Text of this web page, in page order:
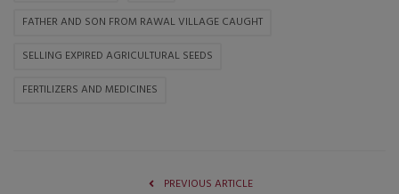
FATHER AND SON FROM RAWAL VILLAGE CAUGHT
SELLING EXPIRED AGRICULTURAL SEEDS
FERTILIZERS AND MEDICINES
PREVIOUS ARTICLE